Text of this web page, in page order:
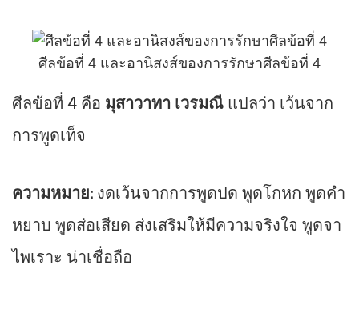
ศีลข้อที่ 4 และอานิสงส์ของการรักษาศีลข้อที่ 4
ศีลข้อที่ 4 คือ มุสาวาทา เวรมณีแปลว่า เว้นจาก
การพูดเท็จ
ความหมาย:งดเว้นจากการพูดปด พูดโกหก พูดคำ
หยาบ พูดส่อเสียด ส่งเสริมให้มีความจริงใจ พูดจา
ไพเราะ น่าเชื่อถือ